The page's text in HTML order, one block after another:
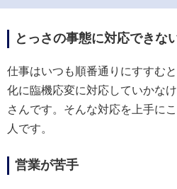
とっさの事態に対応できな
仕事はいつも順番通りにすすむ
化に臨機応変に対応していかな
さんです。そんな対応を上手に
人です。
営業が苦手